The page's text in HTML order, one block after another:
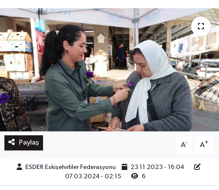
Paylaş A- A+
ESDER Eskişehirliler Federasyonu
23.11.2023 - 16:04
07.03.2024 - 02:15
6